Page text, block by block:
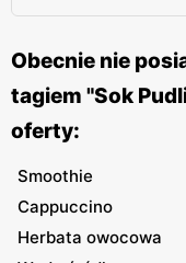
Obecnie nie
tagiem "Sok
oferty:
Smoothie
Cappuccino
Herbata owocowa